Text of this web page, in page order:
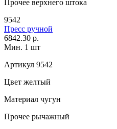
Прочее верхнего штока
9542
Пресс ручной
6842.30 р.
Мин. 1 шт
Артикул 9542
Цвет желтый
Материал чугун
Прочее рычажный